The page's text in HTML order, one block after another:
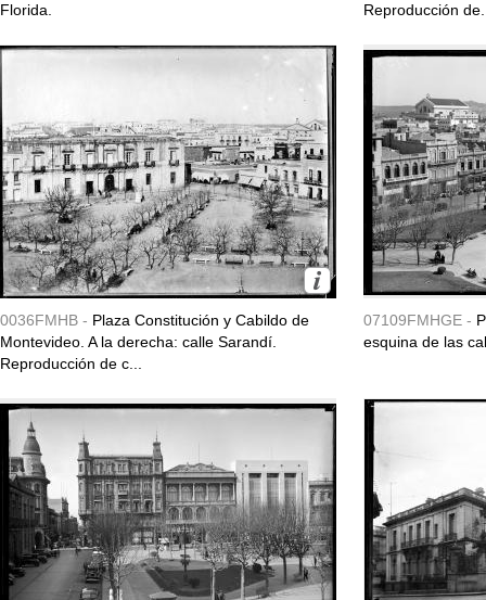
Florida.
Reproducción
0036FMHB - Plaza Constitución y Cabildo de
Montevideo. A la derecha: calle Sarandí.
Reproducción de c...
07109FMHGE -
esquina de las